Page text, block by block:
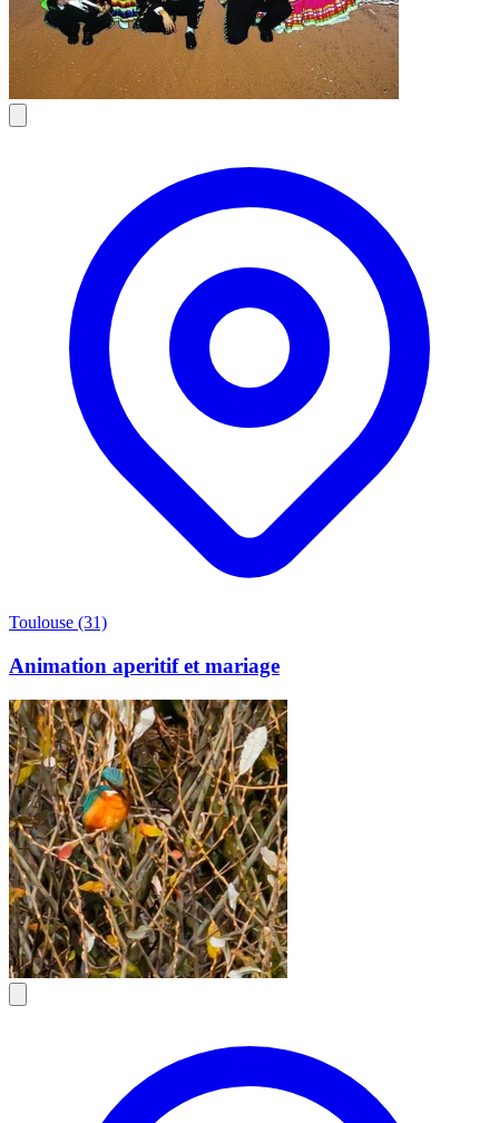
Toulouse (31)
Animation aperitif et mariage